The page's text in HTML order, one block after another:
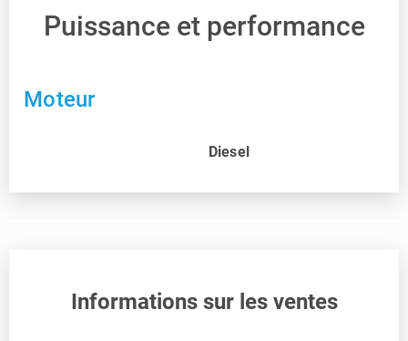
Puissance et performance
Moteur
Diesel
Informations sur les ventes